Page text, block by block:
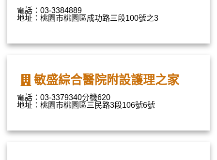
電話：03-3384889
地址：桃園市桃園區成功路三段100號之3
敏盛綜合醫院附設護理之家
電話：03-3379340分機620
地址：桃園市桃園區三民路3段106號6號